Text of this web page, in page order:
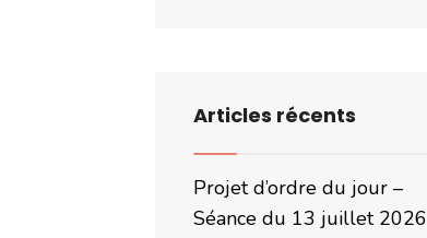
Articles récents
Projet d’ordre du jour –
Séance du 13 juillet 2026